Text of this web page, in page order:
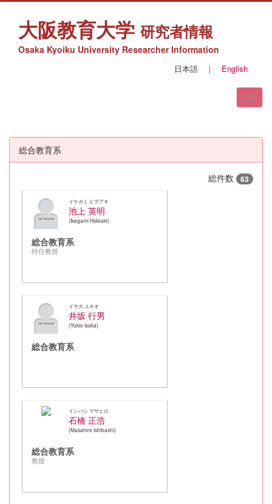
大阪教育大学 研究者情報
Osaka Kyoiku University Researcher Information
日本語 ｜ English
総合教育系
総件数 63
イケガミ ヒデアキ
池上 英明
Ikegami Hideaki
総合教育系
特任教授
イサカ ユキオ
井坂 行男
Yukio Isaka
総合教育系
イシバシ マサヒロ
石橋 正浩
Masahiro Ishibashi
総合教育系
教授